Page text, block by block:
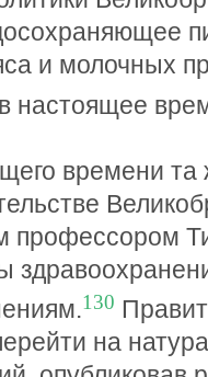
и молочных
настоящее
времени та
профессором
130
на